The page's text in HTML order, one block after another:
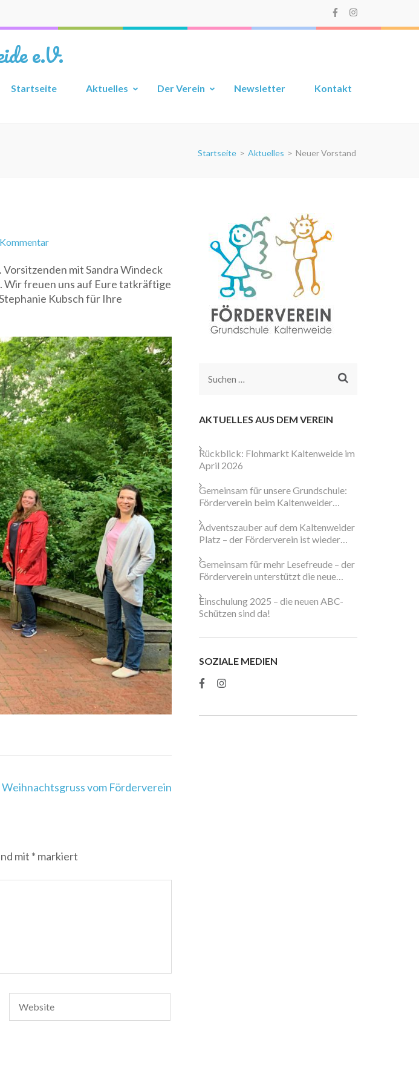
e.V.
Startseite Aktuelles Der Verein Newsletter Kontakt
Startseite > Aktuelles > Neuer Vorstand
zu
Vorstandmit Sandra Windeck
Wir freuen uns auf Eure tatkräftige
Kubsch für Ihre
Weihnachtsgruss vom Förderverein
mit * markiert
Suchen
AKTUELLES AUS DEM VEREIN
Rückblick: Flohmarkt Kaltenweide im
April 2026
Gemeinsam für unsere Grundschule:
Förderverein beim Kaltenweider
Adventszauber auf dem Kaltenweider
Platz – der Förderverein ist wieder
Gemeinsam für mehr Lesefreude – der
Förderverein unterstützt die neue
Einschulung 2025 – die neuen ABC-
Schützen sind da!
SOZIALE MEDIEN